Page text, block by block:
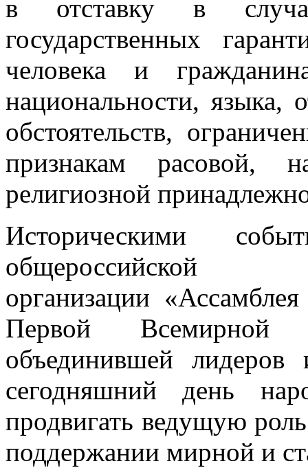
в отставку в
государственных
человека и
национальности, языка,
обстоятельств,
признакам расовой,
религиозной
Историческими
общероссийской
организации
Первой Всемирной
объединившей
сегодняшний день
продвигать ведущую
поддержании мирной и